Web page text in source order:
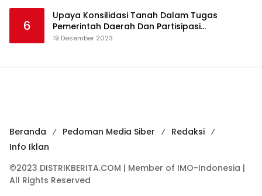
6
Upaya Konsilidasi Tanah Dalam Tugas
Pemerintah Daerah Dan Partisipasi
Masyarakat
19 Desember 2023
Beranda Pedoman Media Siber
Redaksi
Info Iklan
©2023 DISTRIKBERITA.COM | Member of IMO-Indonesia |
All Rights Reserved